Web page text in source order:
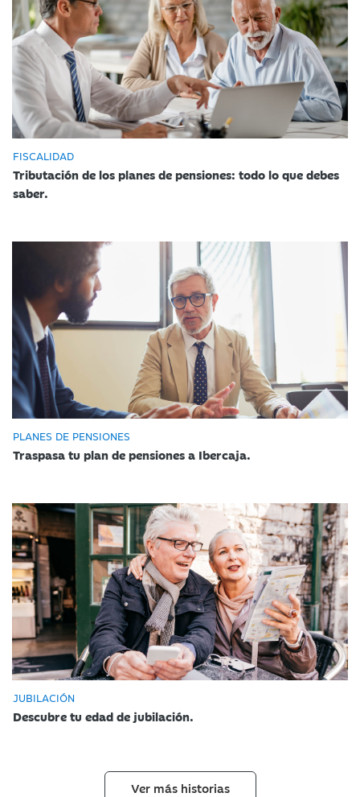
FISCALIDAD
Tributación de los planes de pensiones: todo lo que debes
saber.
PLANES DE PENSIONES
Traspasa tu plan de pensiones a Ibercaja.
JUBILACIÓN
Descubre tu edad de jubilación.
Ver más historias